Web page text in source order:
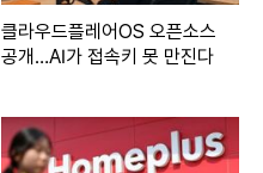
클라우드플레어OS 오픈소스
공개…AI가 접속키 못 만진다